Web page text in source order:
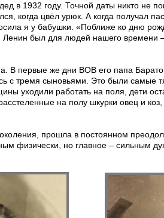
в 1932 году. Точной даты никто не
когда цвёл урюк. А когда получал
я у бабушки. «Поближе ко дню
Ленин был для людей нашего
В первые же дни ВОВ его папа
с тремя сыновьями. Это были самые
уходили работать на поля, дети
на полу шкурки овец и
прошла в постоянном
физически, но главное – сильным